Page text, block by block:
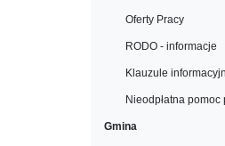
Oferty Pracy
RODO - informacje
Klauzule
Nieodpłatna pomoc
Gmina